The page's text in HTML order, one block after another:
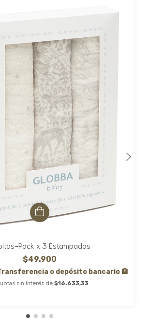
Pack x 3 Estampadas
$49.900
o depósito bancario 🏦
sin interés de $16.633,33